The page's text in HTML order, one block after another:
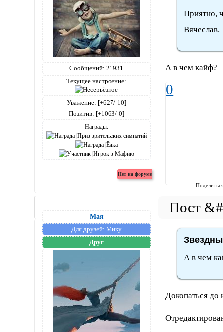
Сообщений: 21931
Текущее настроение:
Уважение: [+627/-10]
Позитив: [+1063/-0]
Награды:
Приятно,
Вячеслав.
А в чем кайф?
0
Мая
Для друзей: Мику
Друг
А в чем
Докопаться